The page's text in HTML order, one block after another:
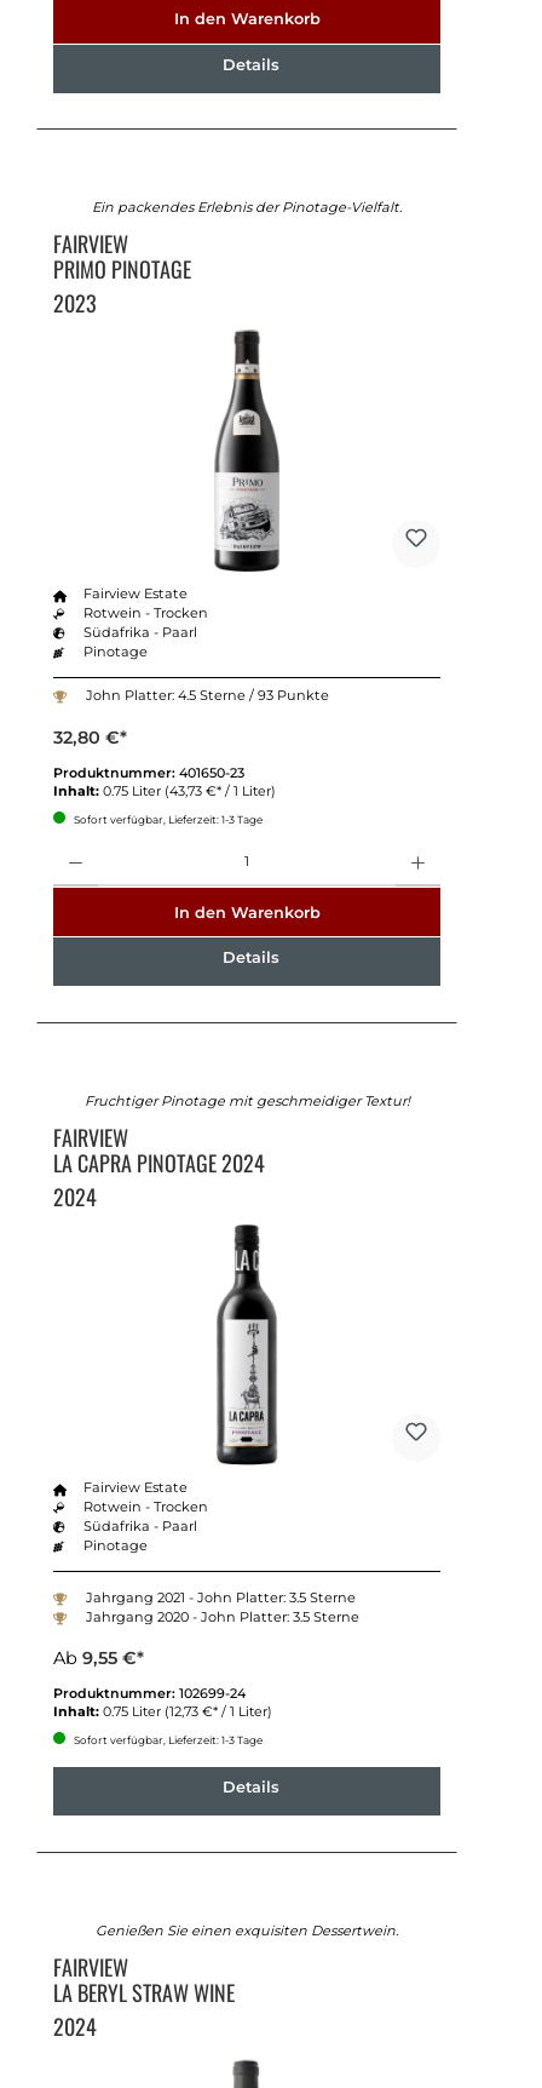
In den Warenkorb
Details
Ein packendes Erlebnis der Pinotage-Vielfalt.
FAIRVIEW
PRIMO PINOTAGE
2023
Fairview Estate
Rotwein - Trocken
Südafrika - Paarl
Pinotage
John Platter: 4.5 Sterne / 93 Punkte
32,80 €*
Produktnummer: 401650-23
Inhalt: 0.75 Liter (43,73 €* / 1 Liter)
Sofort verfügbar, Lieferzeit: 1-3 Tage
In den Warenkorb
Details
Fruchtiger Pinotage mit geschmeidiger Textur!
FAIRVIEW
LA CAPRA PINOTAGE 2024
2024
Fairview Estate
Rotwein - Trocken
Südafrika - Paarl
Pinotage
Jahrgang 2021 - John Platter: 3.5 Sterne
Jahrgang 2020 - John Platter: 3.5 Sterne
Ab 9,55 €*
Produktnummer: 102699-24
Inhalt: 0.75 Liter (12,73 €* / 1 Liter)
Sofort verfügbar, Lieferzeit: 1-3 Tage
Details
Genießen Sie einen exquisiten Dessertwein.
FAIRVIEW
LA BERYL STRAW WINE
2024